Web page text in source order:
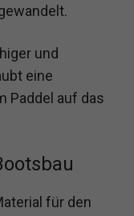
und
eine
Paddel auf das
für den